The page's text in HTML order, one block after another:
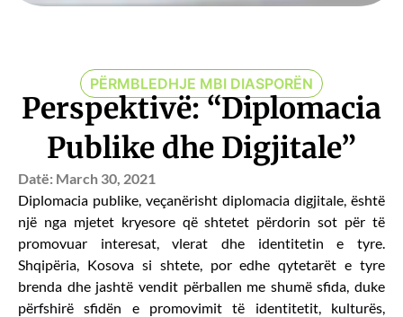
PËRMBLEDHJE MBI DIASPORËN
Perspektivë: “Diplomacia
Publike dhe Digjitale”
Datë: March 30, 2021
Diplomacia publike, veçanërisht diplomacia digjitale, është
një nga mjetet kryesore që shtetet përdorin sot për të
promovuar interesat, vlerat dhe identitetin e tyre.
Shqipëria, Kosova si shtete, por edhe qytetarët e tyre
brenda dhe jashtë vendit përballen me shumë sfida, duke
përfshirë sfidën e promovimit të identitetit, kulturës,